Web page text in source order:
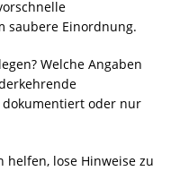
saubere Einordnung.
Welche Angaben
oder nur
helfen, lose Hinweise zu